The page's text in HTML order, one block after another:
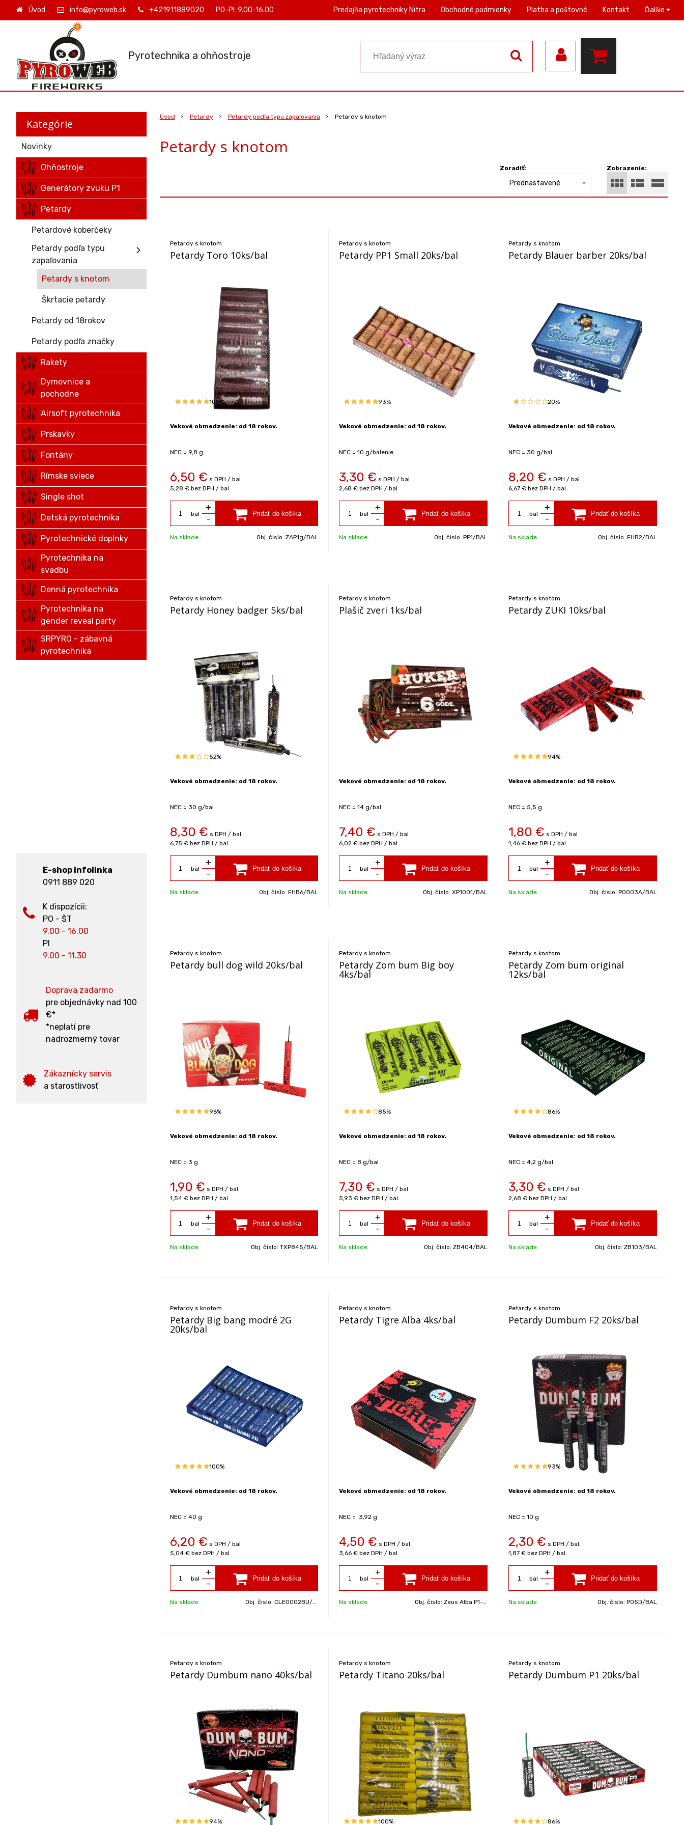
Pyrotechnika a ohňostroje
Úvod info@pyroweb.sk +421911889020 PO-PI: 9.00-16.00 Predajňa pyrotechniky Nitra Obchodné podmienky Platba a poštovné Kontakt Ďalšie
Úvod Petardy Petardy podľa typu zapaľovania Petardy s knotom
Petardy s knotom
Zobrazenie:
Zoradiť:
Prednastavené
Petardy s knotom
Petardy Toro 10ks/bal
100%
Vekové obmedzenie: od 18 rokov.
NEC = 9,8 g
6,50 € s DPH / bal
5,28 € bez DPH / bal
bal
+
-
Na sklade Obj. čislo:ZAP1g/BAL
Petardy s knotom
Petardy PP1 Small 20ks/bal
93%
Vekové obmedzenie: od 18 rokov.
NEC = 10 g/balenie
3,30 € s DPH / bal
2,68 € bez DPH / bal
bal
+
-
Na sklade Obj. čislo:PP1/BAL
Petardy s knotom
Petardy Blauer barber 20ks/bal
20%
Vekové obmedzenie: od 18 rokov.
NEC = 30 g/bal
8,20 € s DPH / bal
6,67 € bez DPH / bal
bal
+
-
Na sklade Obj. čislo: FHB2/BAL
Petardy s knotom
Petardy Honey badger 5ks/bal
52%
Vekové obmedzenie: od 18 rokov.
NEC = 30 g/bal
8,30 € s DPH / bal
6,75 € bez DPH / bal
bal
+
-
Na sklade Obj. čislo:FHB6/BAL
Petardy s knotom
Plašič zveri 1ks/bal
Vekové obmedzenie: od 18 rokov.
NEC = 14 g/bal
7,40 € s DPH / bal
6,02 € bez DPH / bal
bal
+
-
Na sklade Obj. čislo:XP1001/BAL
Petardy s knotom
Petardy ZUKI 10ks/bal
94%
Vekové obmedzenie: od 18 rokov.
NEC = 5,5 g
1,80 € s DPH / bal
1,46 € bez DPH / bal
bal
+
-
Na sklade Obj. čislo: P0003A/BAL
Petardy s knotom
Petardy bull dog wild 20ks/bal
96%
Vekové obmedzenie: od 18 rokov.
NEC = 3 g
1,90 € s DPH / bal
1,54 € bez DPH / bal
bal
+
-
Na sklade Obj. čislo:TXP845/BAL
Petardy s knotom
Petardy Zom bum Big boy
4ks/bal
85%
Vekové obmedzenie: od 18 rokov.
NEC = 8 g/bal
7,30 € s DPH / bal
5,93 € bez DPH / bal
bal
+
-
Na sklade Obj. čislo:ZB404/BAL
Petardy s knotom
Petardy Zom bum original
12ks/bal
86%
Vekové obmedzenie: od 18 rokov.
NEC = 4,2 g/bal
3,30 € s DPH / bal
2,68 € bez DPH / bal
bal
+
-
Na sklade Obj. čislo: ZB103/BAL
Petardy s knotom
Petardy Big bang modré 2G
20ks/bal
100%
Vekové obmedzenie: od 18 rokov.
NEC = 40 g
6,20 € s DPH / bal
5,04 € bez DPH / bal
bal
+
-
Na sklade Obj. čislo:CLE0002BU/BAL
Petardy s knotom
Petardy Tigre Alba 4ks/bal
Vekové obmedzenie: od 18 rokov.
NEC = 3,92 g
4,50 € s DPH / bal
3,66 € bez DPH / bal
bal
+
-
Na sklade Obj. čislo:Zeus Alba P1-ZAP1i/BAL
Petardy s knotom
Petardy Dumbum F2 20ks/bal
93%
Vekové obmedzenie: od 18 rokov.
NEC = 10 g
2,30 € s DPH / bal
1,87 € bez DPH / bal
bal
+
-
Na sklade Obj. čislo: P05D/BAL
Petardy s knotom
Petardy Dumbum nano 40ks/bal
94%
Petardy s knotom
Petardy Titano 20ks/bal
100%
Petardy s knotom
Petardy Dumbum P1 20ks/bal
86%
Kategórie
Novinky
Ohňostroje
Generátory zvuku P1
Petardy
Petardové koberčeky
Petardy podľa typu
zapaľovania
Petardy s knotom
Škrtacie petardy
Petardy od 18rokov
Petardy podľa značky
Rakety
Dymovnice a
pochodne
Airsoft pyrotechnika
Prskavky
Fontány
Rímske sviece
Single shot
Detská pyrotechnika
Pyrotechnické doplnky
Pyrotechnika na
svadbu
Denná pyrotechnika
Pyrotechnika na
gender reveal party
SRPYRO - zábavná
pyrotechnika
E-shop infolinka
0911 889 020
K dispozícii:
PO - ŠT
9.00 - 16.00
PI
9.00 - 11.30
Doprava zadarmo
pre objednávky nad 100
€*
*neplatí pre
nadrozmerný tovar
Zákaznícky servis
a starostlivosť